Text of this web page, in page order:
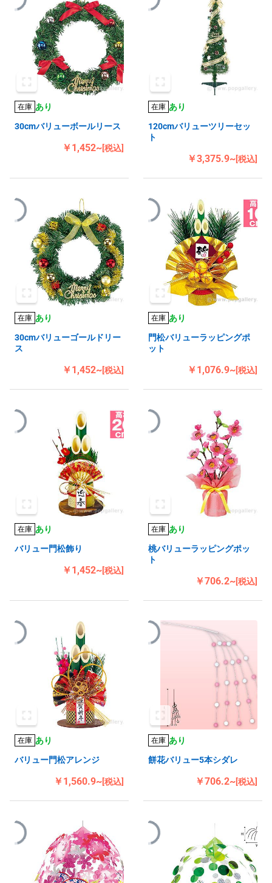
在庫 あり
30cmバリューボールリース
￥1,452~[税込]
在庫 あり
120cmバリューツリーセッ
ト
￥3,375.9~[税込]
在庫 あり
30cmバリューゴールドリー
ス
￥1,452~[税込]
在庫 あり
門松バリューラッピングポ
ット
￥1,076.9~[税込]
在庫 あり
バリュー門松飾り
￥1,452~[税込]
在庫 あり
桃バリューラッピングポッ
ト
￥706.2~[税込]
在庫 あり
バリュー門松アレンジ
￥1,560.9~[税込]
在庫 あり
餅花バリュー5本シダレ
￥706.2~[税込]